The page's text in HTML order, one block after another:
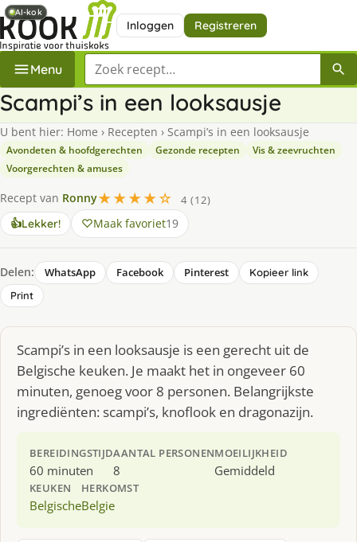
Inloggen Registreren
Menu Zoek een recept
Scampi’s in een looksausje
U bent hier: Home › Recepten › Scampi’s in een looksausje
Avondeten & hoofdgerechten Gezonde recepten
Vis & zeevruchten
Voorgerechten & amuses
Recept van Ronny★★★★☆
4 (12)
👍Lekker! Maak favoriet19
Delen: WhatsApp Facebook Pinterest
Kopieer link
Print
Scampi’s in een looksausje is een gerecht uit de
Belgische keuken. Je maakt het in ongeveer 60
minuten, genoeg voor 8 personen. Belangrijkste
ingrediënten: scampi’s, knoflook en dragonazijn.
BEREIDINGSTIJD
60 minuten
AANTAL PERSONEN
8
MOEILIJKHEID
Gemiddeld
KEUKEN
Belgische
HERKOMST
Belgie
AI-kok
AI-kok